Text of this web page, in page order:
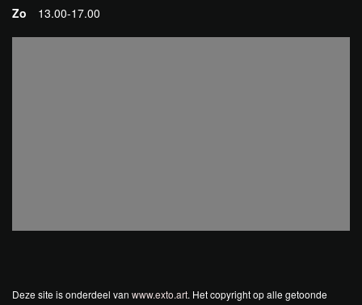
Zo
13.00-17.00
Deze site is onderdeel van www.exto.art. Het copyright op alle getoonde